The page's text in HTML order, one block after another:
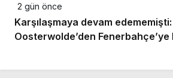
2 gün önce
Karşılaşmaya devam
Oosterwolde’den